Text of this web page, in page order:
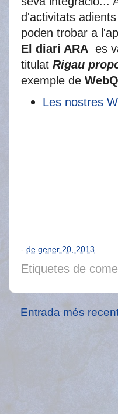
d'activitats
poden trobar a
El diari ARA es
titulat Rigau
exemple de
Les nostres
- de gener 20, 2013
Etiquetes de
Entrada més